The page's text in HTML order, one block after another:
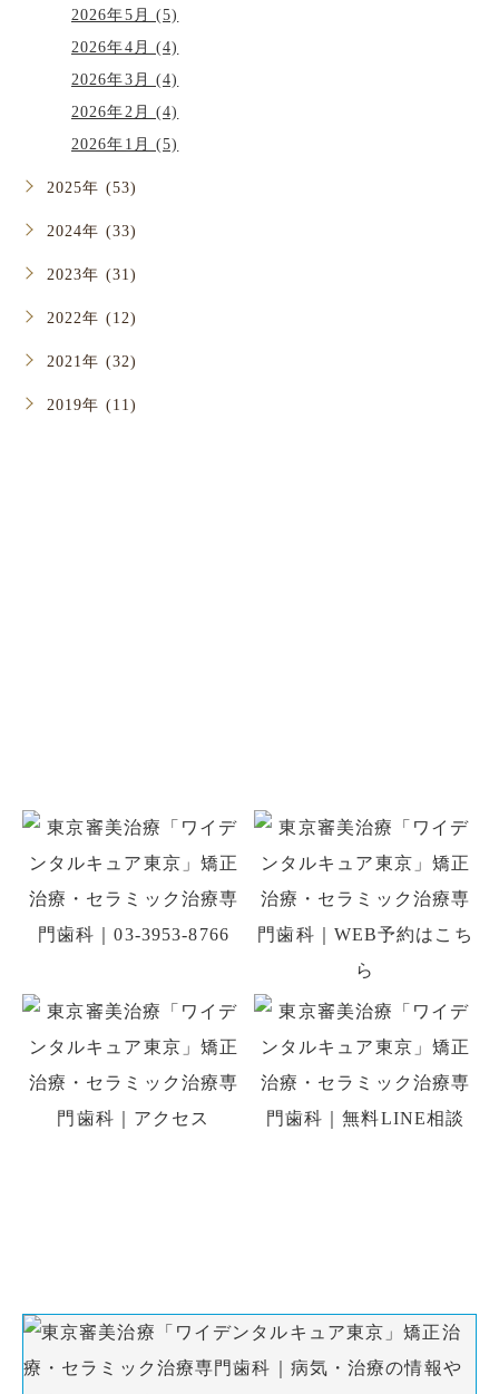
2026年5月 (5)
2026年4月 (4)
2026年3月 (4)
2026年2月 (4)
2026年1月 (5)
2025年 (53)
2024年 (33)
2023年 (31)
2022年 (12)
2021年 (32)
2019年 (11)